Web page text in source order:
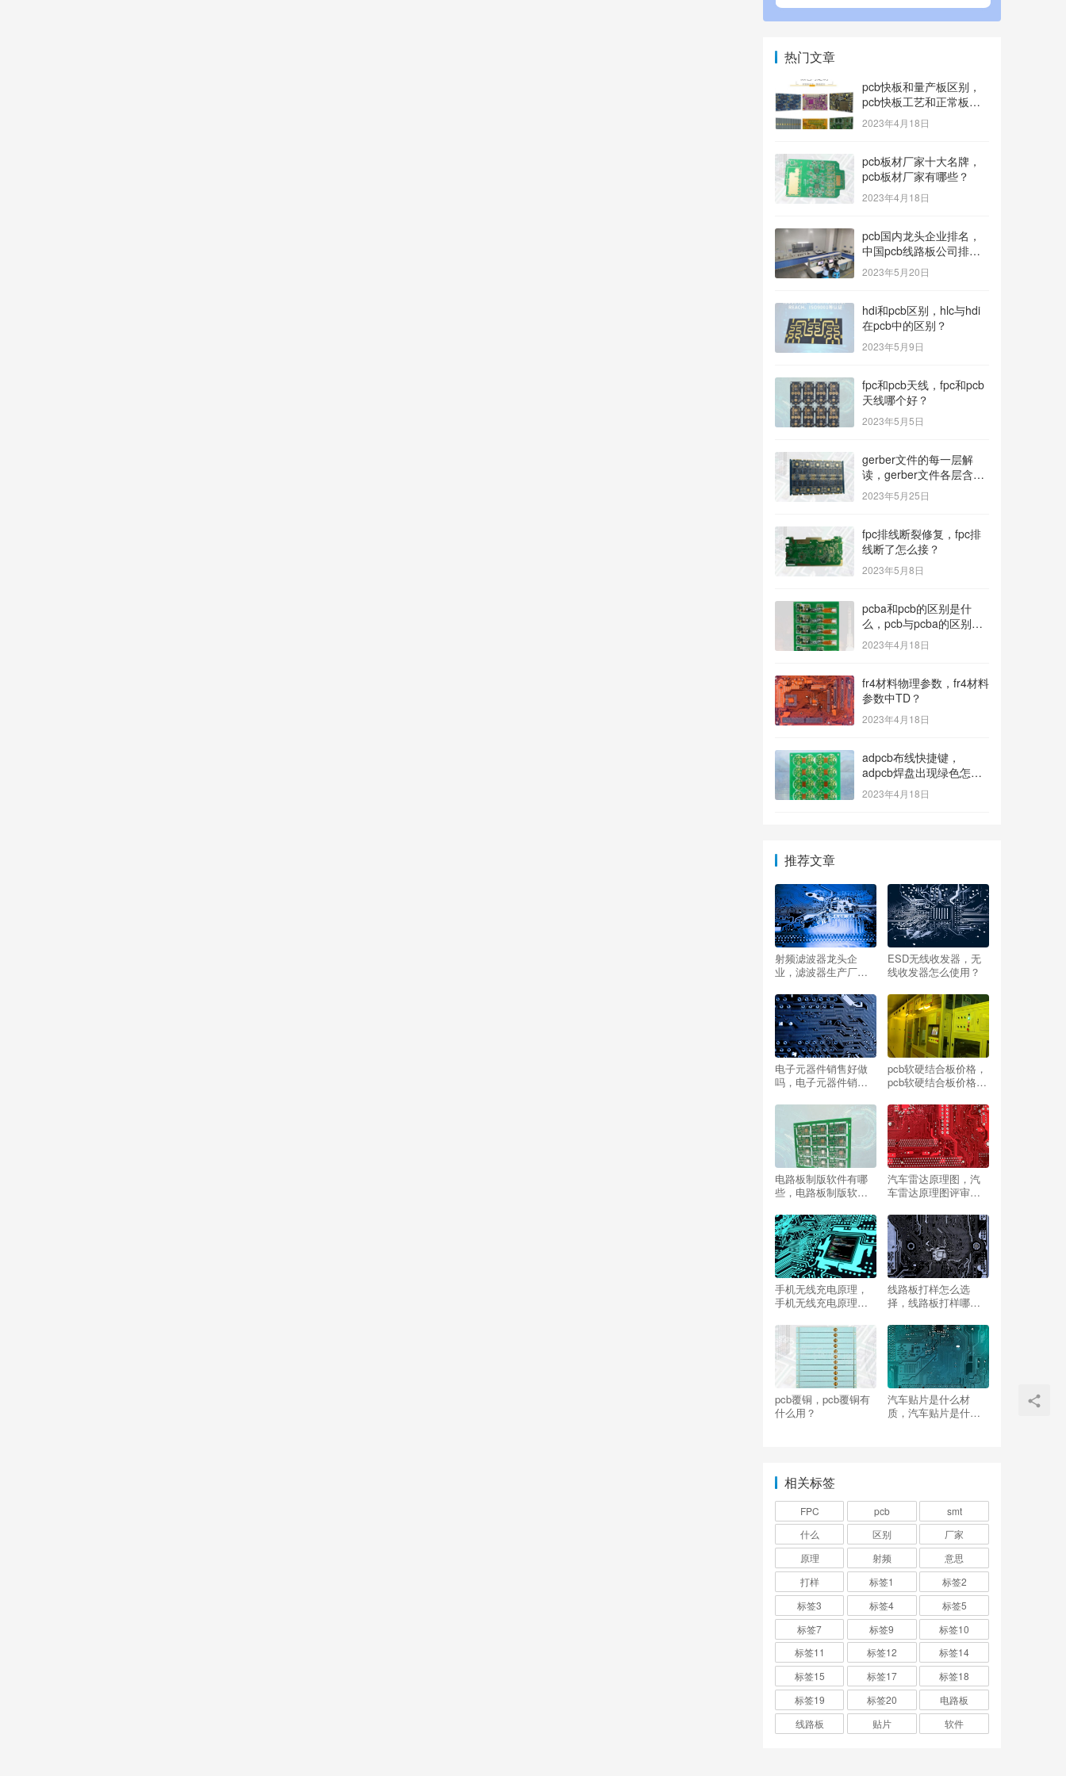
热门文章
pcb快板和量产板区别，
pcb快板工艺和正常板工
艺？
2023年4月18日
pcb板材厂家十大名牌，
pcb板材厂家有哪些？
2023年4月18日
pcb国内龙头企业排名，
中国pcb线路板公司排名
100内的有哪些？
2023年5月20日
hdi和pcb区别，hlc与hdi
在pcb中的区别？
2023年5月9日
fpc和pcb天线，fpc和pcb
天线哪个好？
2023年5月5日
gerber文件的每一层解
读，gerber文件各层含
义？
2023年5月25日
fpc排线断裂修复，fpc排
线断了怎么接？
2023年5月8日
pcba和pcb的区别是什
么，pcb与pcba的区别与
联系？
2023年4月18日
fr4材料物理参数，fr4材料
参数中TD？
2023年4月18日
adpcb布线快捷键，
adpcb焊盘出现绿色怎么
消除？
2023年4月18日
推荐文章
射频滤波器龙头企
业，滤波器生产厂家
ESD无线收发器，无
线收发器怎么使用？
电子元器件销售好做
吗，电子元器件销售
pcb软硬结合板价格，
pcb软硬结合板价格多
电路板制版软件有哪
些，电路板制版软件
汽车雷达原理图，汽
车雷达原理图评审需
手机无线充电原理，
手机无线充电原理详
线路板打样怎么选
择，线路板打样哪个
pcb覆铜，pcb覆铜有
什么用？
汽车贴片是什么材
质，汽车贴片是什么
相关标签
FPC pcb
smt
什么
区别
厂家
原理
射频
意思
打样
标签1
标签2
标签3
标签4
标签5
标签7
标签9
标签10
标签11
标签12
标签14
标签15
标签17
标签18
标签19
标签20
电路板
线路板
贴片 软件